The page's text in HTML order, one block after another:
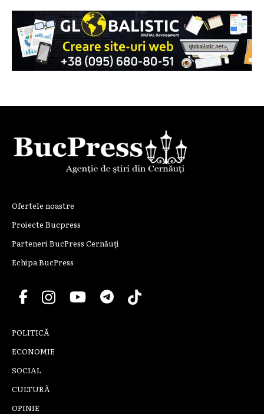
Ofertele noastre
Proiecte Bucpress
Parteneri BucPress Cernăuți
Echipa BucPress
POLITICĂ
ECONOMIE
SOCIAL
CULTURĂ
OPINIE